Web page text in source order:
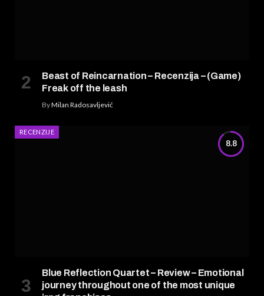
Beast of Reincarnation – Recenzija – (Game)
Freak off the leash
ByMilan Radosavljević
8.8
RECENZIJE
Blue Reflection Quartet – Review – Emotional
journey throughout one of the most unique